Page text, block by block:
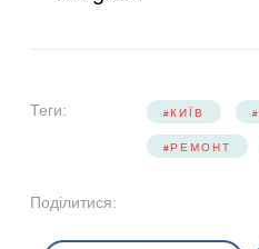
Теги: КИЇВ
РЕМОНТ
Поділитися: